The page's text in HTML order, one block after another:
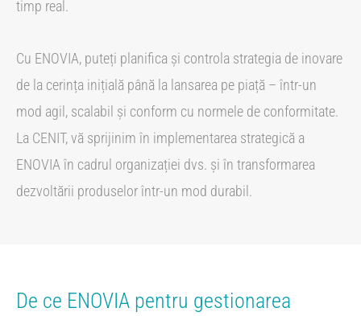
timp real.
Cu ENOVIA, puteți planifica și controla strategia de inovare
de la cerința inițială până la lansarea pe piață – într-un
mod agil, scalabil și conform cu normele de conformitate.
La CENIT, vă sprijinim în implementarea strategică a
ENOVIA în cadrul organizației dvs. și în transformarea
dezvoltării produselor într-un mod durabil.
De ce ENOVIA pentru gestionarea